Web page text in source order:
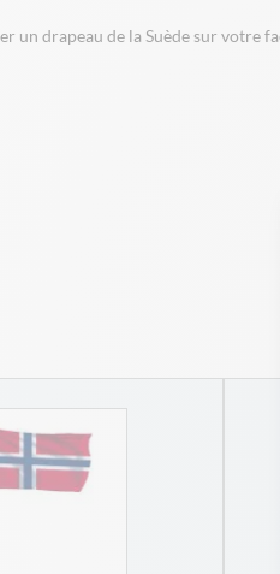
un drapeau de la Suède sur votre